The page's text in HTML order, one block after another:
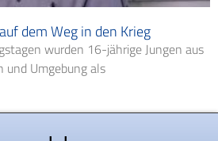
dem Weg in den Krieg
wurden 16-jährige Jungen aus
und Umgebung als